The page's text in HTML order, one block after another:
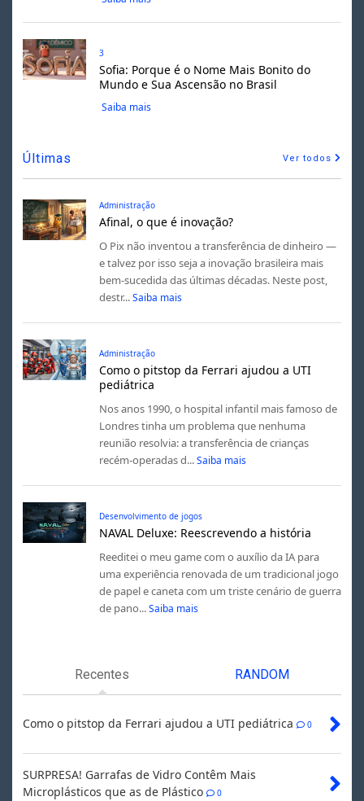
3
Sofia: Porque é o Nome Mais Bonito do
Mundo e Sua Ascensão no Brasil
Saiba mais
Últimas Ver todos
Administração
Afinal, o que é inovação?
O Pix não inventou a transferência de dinheiro —
e talvez por isso seja a inovação brasileira mais
bem-sucedida das últimas décadas. Neste post,
destr... Saiba mais
Administração
Como o pitstop da Ferrari ajudou a UTI
pediátrica
Nos anos 1990, o hospital infantil mais famoso de
Londres tinha um problema que nenhuma
reunião resolvia: a transferência de crianças
recém-operadas d... Saiba mais
Desenvolvimento de jogos
NAVAL Deluxe: Reescrevendo a história
Reeditei o meu game com o auxílio da IA para
uma experiência renovada de um tradicional jogo
de papel e caneta com um triste cenário de guerra
de pano... Saiba mais
Recentes RANDOM
Como o pitstop da Ferrari ajudou a UTI pediátrica 0
SURPRESA! Garrafas de Vidro Contêm Mais
Microplásticos que as de Plástico
0